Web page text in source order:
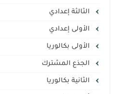
الثالثة إعدادي
الأولى إعدادي
الأولى بكالوريا
الجذع المشترك
الثانية بكالوريا